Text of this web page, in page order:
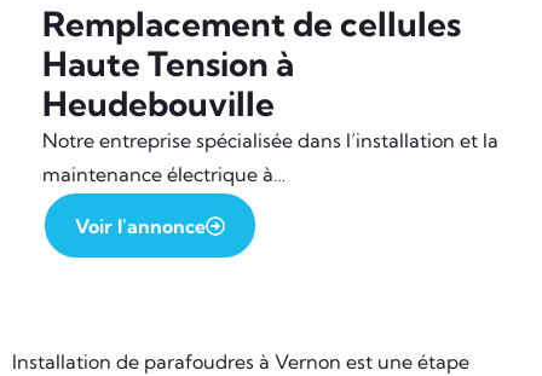
Remplacement de cellules
Haute Tension à
Heudebouville
Notre entreprise spécialisée dans l’installation et la
maintenance électrique à…
Voir l'annonce
Installation de parafoudres à Vernon est une étape